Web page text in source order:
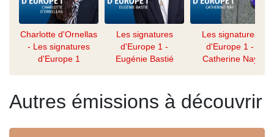
Charlotte d'Ornellas
- Les signatures
d'Europe 1
Les signatures
d'Europe 1 -
Eugénie Bastié
Les signatures
d'Europe 1 -
Catherine Nay
Autres émissions à découvrir